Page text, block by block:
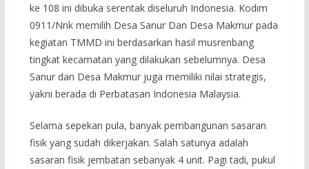
ke 108 ini dibuka serentak diseluruh Indonesia. Kodim
0911/Nnk memilih Desa Sanur Dan Desa Makmur pada
kegiatan TMMD ini berdasarkan hasil musrenbang
tingkat kecamatan yang dilakukan sebelumnya. Desa
Sanur dan Desa Makmur juga memiliki nilai strategis,
yakni berada di Perbatasan Indonesia Malaysia.
Selama sepekan pula, banyak pembangunan sasaran
fisik yang sudah dikerjakan. Salah satunya adalah
sasaran fisik jembatan sebanyak 4 unit. Pagi tadi, pukul